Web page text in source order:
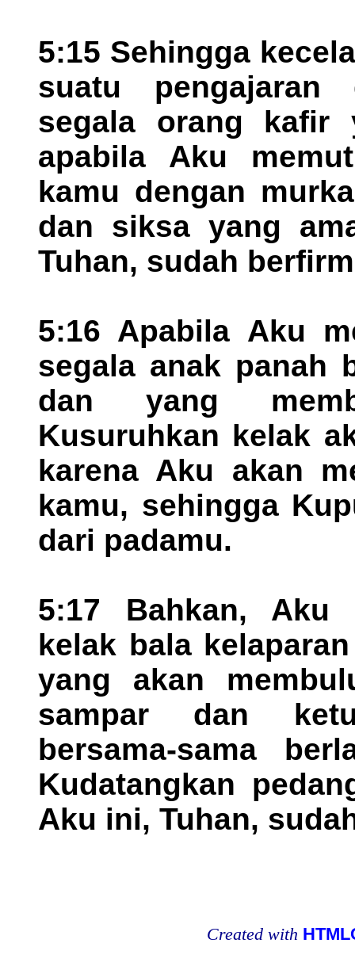
5:15 Sehingga
suatu pengajaran
segala orang kafir
apabila Aku
kamu dengan
dan siksa yang
Tuhan, sudah
5:16 Apabila Aku
segala anak panah
dan yang
Kusuruhkan kelak
karena Aku akan
kamu, sehingga
dari padamu.
5:17 Bahkan, Aku
kelak bala
yang akan
sampar dan
bersama-sama
Kudatangkan
Aku ini, Tuhan,
Created with